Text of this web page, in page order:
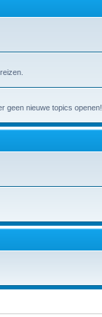
geen nieuwe topics openen!